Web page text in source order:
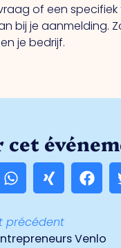
of een
bij je aanmelding.
je bedrijf.
cet
précédent
Venlo